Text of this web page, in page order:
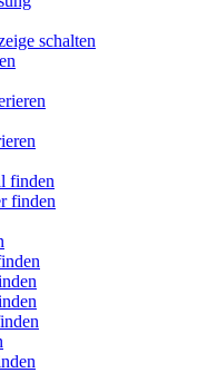
schalten
finden
finden